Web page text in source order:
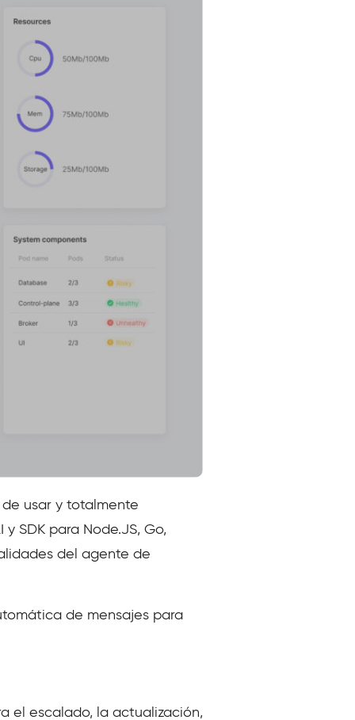
usar y totalmente
SDK para Node.JS, Go,
del agente de
de mensajes para
el escalado, la actualización,